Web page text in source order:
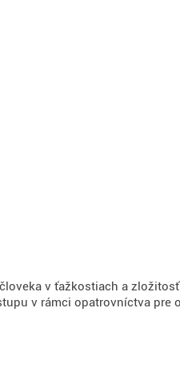
v ťažkostiach a
v rámci opatrovníctva